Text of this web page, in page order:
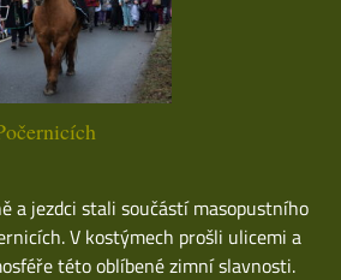
a jezdci stali součástí masopustního
V kostýmech prošli ulicemi a
této oblíbené zimní slavnosti.